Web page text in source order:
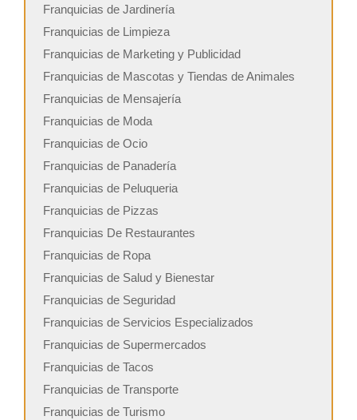
Franquicias de Jardinería
Franquicias de Limpieza
Franquicias de Marketing y Publicidad
Franquicias de Mascotas y Tiendas de Animales
Franquicias de Mensajería
Franquicias de Moda
Franquicias de Ocio
Franquicias de Panadería
Franquicias de Peluqueria
Franquicias de Pizzas
Franquicias De Restaurantes
Franquicias de Ropa
Franquicias de Salud y Bienestar
Franquicias de Seguridad
Franquicias de Servicios Especializados
Franquicias de Supermercados
Franquicias de Tacos
Franquicias de Transporte
Franquicias de Turismo